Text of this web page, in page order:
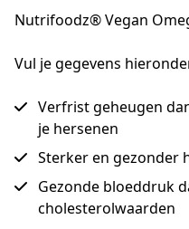
Nutrifoodz® Vegan
Vul je gegevens
Verfrist geheugen
je hersenen
Sterker en gezonder
Gezonde bloeddruk
cholesterolwaarden